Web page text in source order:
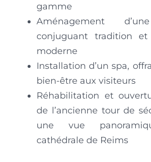
gamme
Aménagement
conjuguant tradition et
moderne
Installation d’un spa,
bien-être aux visiteurs
Réhabilitation et
de l’ancienne tour de
une vue
cathédrale de Reims